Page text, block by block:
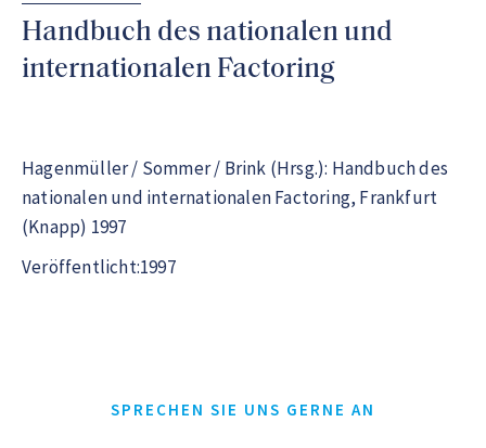
Handbuch des nationalen und
internationalen Factoring
Hagenmüller / Sommer / Brink (Hrsg.): Handbuch des
nationalen und internationalen Factoring, Frankfurt
(Knapp) 1997
Veröffentlicht:1997
SPRECHEN SIE UNS GERNE AN